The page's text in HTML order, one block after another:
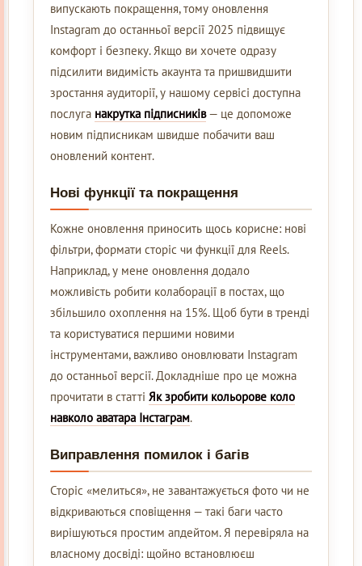
випускають покращення, тому оновлення
Instagram до останньої версії 2025 підвищує
комфорт і безпеку. Якщо ви хочете одразу
підсилити видимість акаунта та пришвидшити
зростання аудиторії, у нашому сервісі доступна
послуга накрутка підписників— це допоможе
новим підписникам швидше побачити ваш
оновлений контент.
Нові функції та покращення
Кожне оновлення приносить щось корисне: нові
фільтри, формати сторіс чи функції для Reels.
Наприклад, у мене оновлення додало
можливість робити колаборації в постах, що
збільшило охоплення на 15%. Щоб бути в тренді
та користуватися першими новими
інструментами, важливо оновлювати Instagram
до останньої версії. Докладніше про це можна
прочитати в статті Як зробити кольорове коло
навколо аватара Інстаграм.
Виправлення помилок і багів
Сторіс «мелиться», не завантажується фото чи не
відкриваються сповіщення — такі баги часто
вирішуються простим апдейтом. Я перевіряла на
власному досвіді: щойно встановлюєш